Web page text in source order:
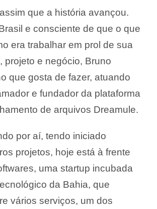
que a história avançou.
e consciente de que o que
era trabalhar em prol de sua
projeto e negócio, Bruno
que gosta de fazer, atuando
e fundador da plataforma
de arquivos Dreamule.
por aí, tendo iniciado
projetos, hoje está à frente
uma startup incubada
da Bahia, que
vários serviços, um dos